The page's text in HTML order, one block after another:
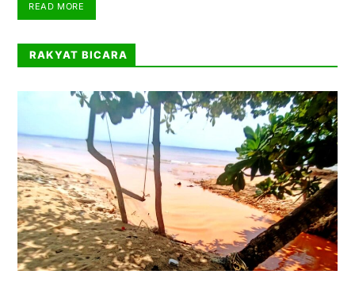
READ MORE
RAKYAT BICARA